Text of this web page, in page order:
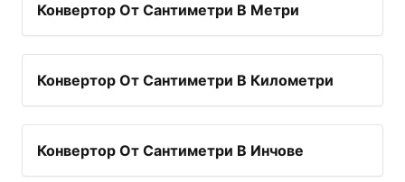
Конвертор От Сантиметри В Метри
Конвертор От Сантиметри В Километри
Конвертор От Сантиметри В Инчове